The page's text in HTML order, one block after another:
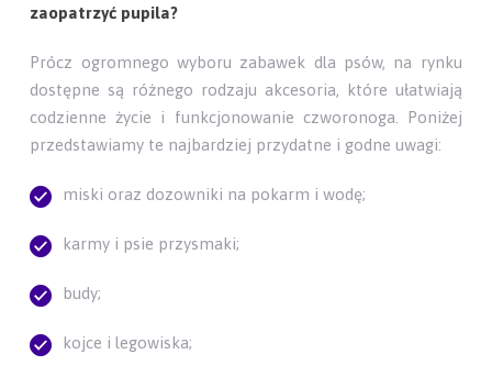
zaopatrzyć pupila?
Prócz ogromnego wyboru zabawek dla psów, na rynku
dostępne są różnego rodzaju akcesoria, które ułatwiają
codzienne życie i funkcjonowanie czworonoga. Poniżej
przedstawiamy te najbardziej przydatne i godne uwagi:
miski oraz dozowniki na pokarm i wodę;
karmy i psie przysmaki;
budy;
kojce i legowiska;